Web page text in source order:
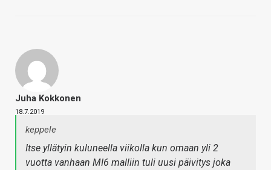
Juha Kokkonen
18.7.2019
keppele
Itse yllätyin kuluneella viikolla kun omaan yli 2
vuotta vanhaan MI6 malliin tuli uusi päivitys joka